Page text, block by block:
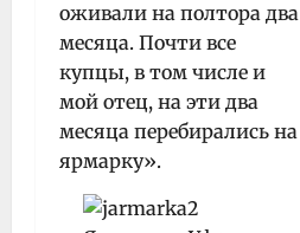
оживали на полтора два
месяца. Почти все
купцы, в том числе и
мой отец, на эти два
месяца перебирались на
ярмарку».